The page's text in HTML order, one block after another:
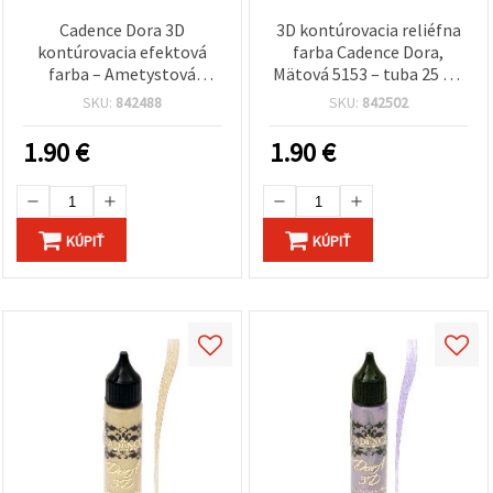
Cadence Dora 3D
kontúrovacia efektová
farba – Ametystová
fialová 5156, 25 ml tuba,
hobby projekty
SKU: 842488
1.90€
KÚPIŤ
3D kontúrovacia reliéfna
farba Cadence Dora,
Mätová 5153 – tuba 25 ml
na textúry a zdobenie,
hobby a kreatívne
projekty
SKU: 842502
1.90€
KÚPIŤ